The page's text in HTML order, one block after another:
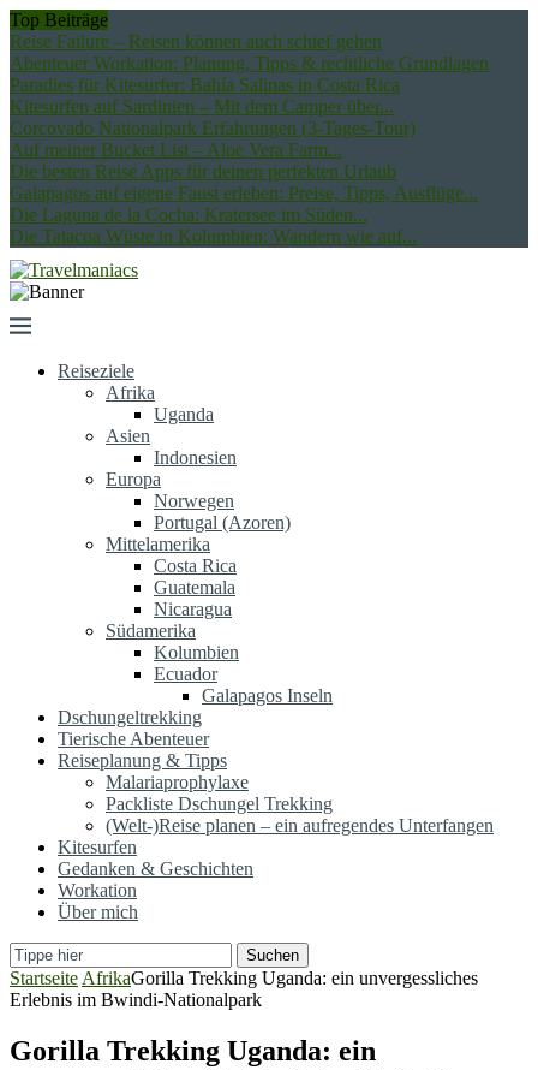
Top Beiträge
Reise Failure – Reisen können auch schief gehen
Abenteuer Workation: Planung, Tipps & rechtliche Grundlagen
Paradies für Kitesurfer: Bahía Salinas in Costa Rica
Kitesurfen auf Sardinien – Mit dem Camper über...
Corcovado Nationalpark Erfahrungen (3-Tages-Tour)
Auf meiner Bucket List – Aloe Vera Farm...
Die besten Reise Apps für deinen perfekten Urlaub
Galapagos auf eigene Faust erleben: Preise, Tipps, Ausflüge...
Die Laguna de la Cocha: Kratersee im Süden...
Die Tatacoa Wüste in Kolumbien: Wandern wie auf...
Reiseziele
Afrika
Uganda
Asien
Indonesien
Europa
Norwegen
Portugal (Azoren)
Mittelamerika
Costa Rica
Guatemala
Nicaragua
Südamerika
Kolumbien
Ecuador
Galapagos Inseln
Dschungeltrekking
Tierische Abenteuer
Reiseplanung & Tipps
Malariaprophylaxe
Packliste Dschungel Trekking
(Welt-)Reise planen – ein aufregendes Unterfangen
Kitesurfen
Gedanken & Geschichten
Workation
Über mich
Suchen
Startseite AfrikaGorilla Trekking Uganda: ein unvergessliches
Erlebnis im Bwindi-Nationalpark
Gorilla Trekking Uganda: ein